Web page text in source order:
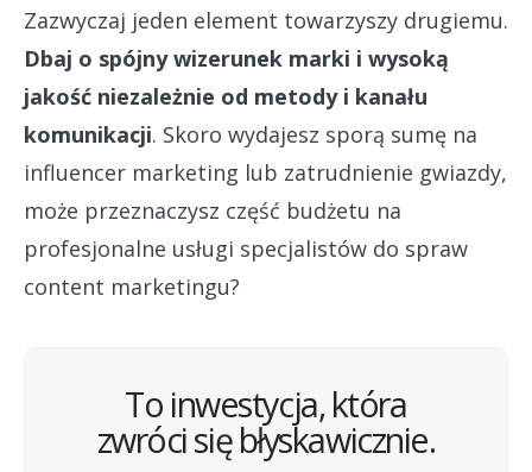
Zazwyczaj jeden element towarzyszy drugiemu.
Dbaj o spójny wizerunek marki i wysoką
jakość niezależnie od metody i kanału
komunikacji. Skoro wydajesz sporą sumę na
influencer marketing lub zatrudnienie gwiazdy,
może przeznaczysz część budżetu na
profesjonalne usługi specjalistów do spraw
content marketingu?
To inwestycja, która
zwróci się błyskawicznie.